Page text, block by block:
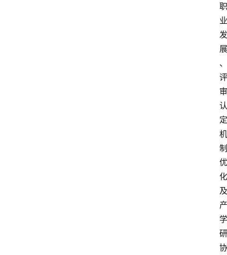
职
业
发
展
、
评
审
认
定
机
制
优
化
及
产
学
研
协